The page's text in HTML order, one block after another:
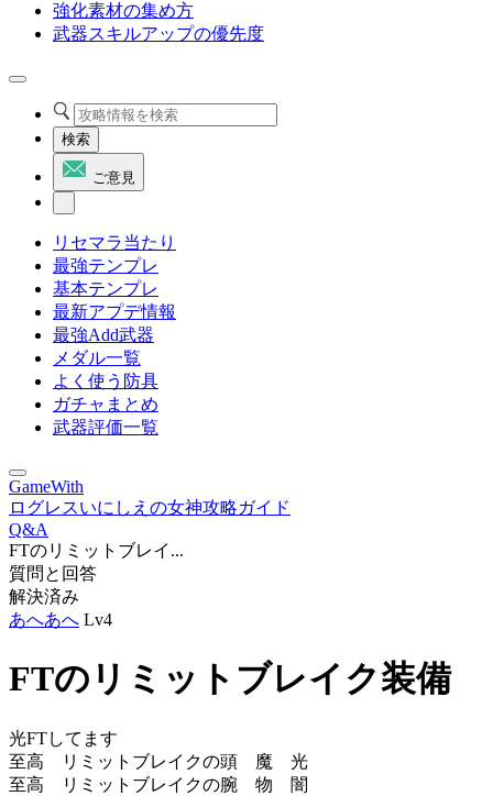
強化素材の集め方
武器スキルアップの優先度
検索
ご意見
リセマラ当たり
最強テンプレ
基本テンプレ
最新アプデ情報
最強Add武器
メダル一覧
よく使う防具
ガチャまとめ
武器評価一覧
GameWith
ログレスいにしえの女神攻略ガイド
Q&A
FTのリミットブレイ...
質問と回答
解決済み
あへあへ Lv4
FTのリミットブレイク装備
光FTしてます
至高 リミットブレイクの頭 魔 光
至高 リミットブレイクの腕 物 闇